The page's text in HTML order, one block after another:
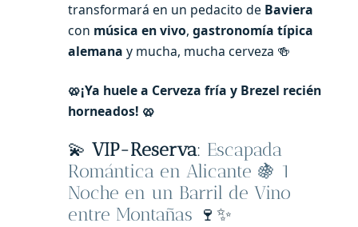
transformará en un pedacito de Baviera
con música en vivo, gastronomía típica
alemana y mucha, mucha cerveza 🍻
🥨¡Ya huele a Cerveza fría y Brezel recién
horneados! 🥨
💫 VIP-Reserva: Escapada
Romántica en Alicante 🍇 1
Noche en un Barril de Vino
entre Montañas 🍷✨